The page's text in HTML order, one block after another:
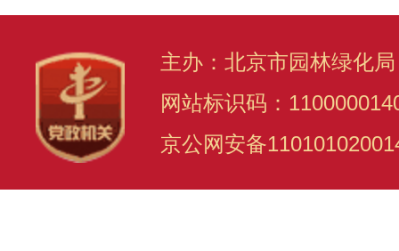
主办：北京市园林绿化
网站标识码：
京公网安备